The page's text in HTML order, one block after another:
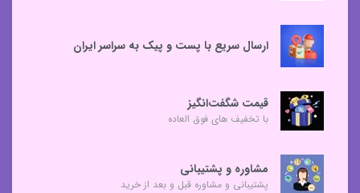
ارسال سریع با پست و پیک به سراسر ایران
قیمت شگفت‌انگیز
با تخفیف های فوق العاده
مشاوره و پشتیبانی
پشتیبانی و مشاوره قبل و بعد از خرید